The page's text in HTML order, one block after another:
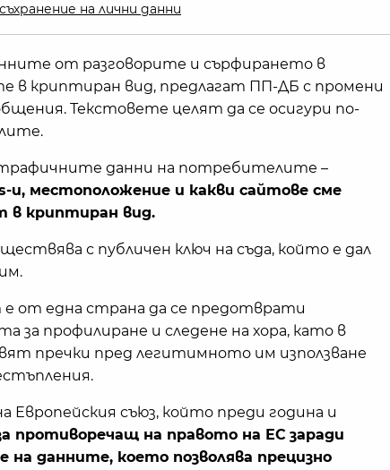
на лични данни
от разговорите и сърфирането в
криптиран вид, предлагат ПП-ДБ с промени
Текстовете целят да се осигури по-
данни на потребителите –
и, местоположение и какви сайтове сме
в криптиран вид.
с публичен ключ на съда, който е дал
е от една страна да се предотврати
за профилиране и следене на хора, като в
пречки пред легитимното им използване
Европейския съюз, който преди година и
противоречащ на правото на ЕС заради
на данните, което позволява прецизно